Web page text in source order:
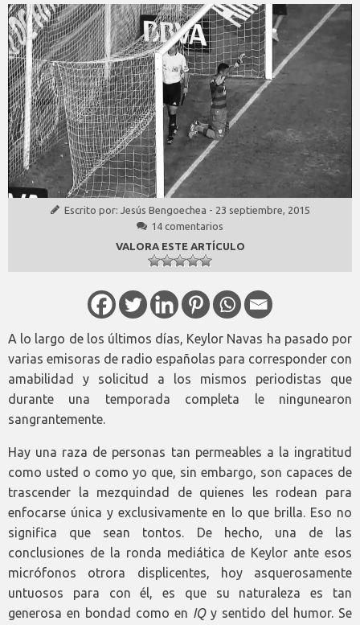
Escrito por: Jesús Bengoechea - 23 septiembre, 2015
14 comentarios
VALORA ESTE ARTÍCULO
A lo largo de los últimos días, Keylor Navas ha pasado por
varias emisoras de radio españolas para corresponder con
amabilidad y solicitud a los mismos periodistas que
durante una temporada completa le ningunearon
sangrantemente.
Hay una raza de personas tan permeables a la ingratitud
como usted o como yo que, sin embargo, son capaces de
trascender la mezquindad de quienes les rodean para
enfocarse única y exclusivamente en lo que brilla. Eso no
significa que sean tontos. De hecho, una de las
conclusiones de la ronda mediática de Keylor ante esos
micrófonos otrora displicentes, hoy asquerosamente
untuosos para con él, es que su naturaleza es tan
generosa en bondad como en IQy sentido del humor. Se